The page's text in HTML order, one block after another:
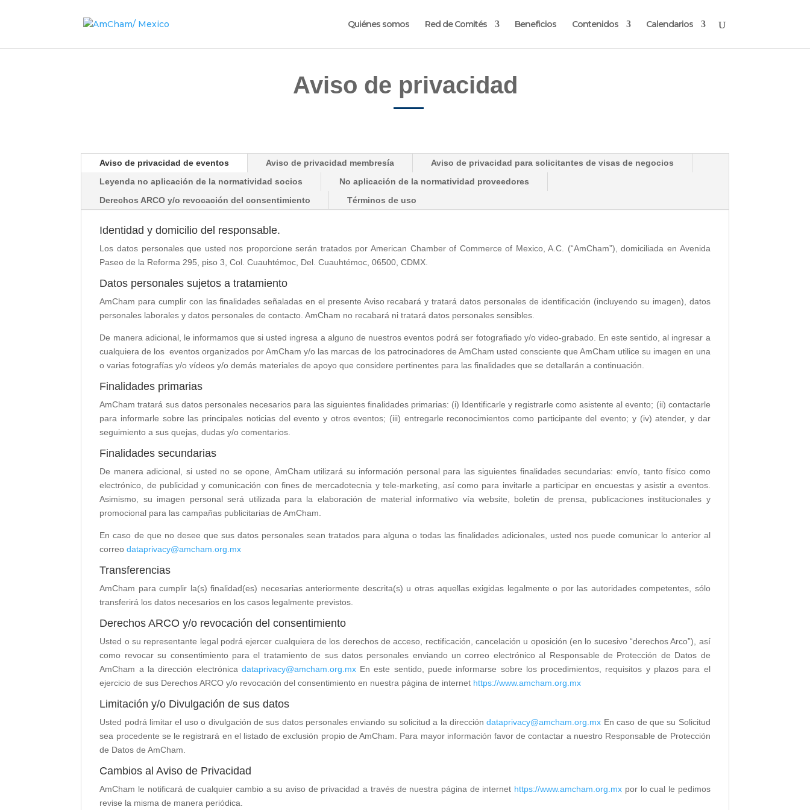
Quiénes somos Red de Comités Beneficios Contenidos Calendarios
Aviso de privacidad
Aviso de privacidad de eventos Aviso de privacidad membresía
Aviso de privacidad para solicitantes de visas de negocios
Leyenda no aplicación de la normatividad socios
No aplicación de la normatividad proveedores
Derechos ARCO y/o revocación del consentimiento
Términos de uso
Identidad y domicilio del responsable.
Los datos personales que usted nos proporcione serán tratados por American Chamber of Commerce of Mexico, A.C. (“AmCham”), domiciliada en Avenida
Paseo de la Reforma 295, piso 3, Col. Cuauhtémoc, Del. Cuauhtémoc, 06500, CDMX.
Datos personales sujetos a tratamiento
AmCham para cumplir con las finalidades señaladas en el presente Aviso recabará y tratará datos personales de identificación (incluyendo su imagen), datos
personales laborales y datos personales de contacto. AmCham no recabará ni tratará datos personales sensibles.
De manera adicional, le informamos que si usted ingresa a alguno de nuestros eventos podrá ser fotografiado y/o video-grabado. En este sentido, al ingresar a
cualquiera de los eventos organizados por AmCham y/o las marcas de los patrocinadores de AmCham usted consciente que AmCham utilice su imagen en una
o varias fotografías y/o vídeos y/o demás materiales de apoyo que considere pertinentes para las finalidades que se detallarán a continuación.
Finalidades primarias
AmCham tratará sus datos personales necesarios para las siguientes finalidades primarias: (i) Identificarle y registrarle como asistente al evento; (ii) contactarle
para informarle sobre las principales noticias del evento y otros eventos; (iii) entregarle reconocimientos como participante del evento; y (iv) atender, y dar
seguimiento a sus quejas, dudas y/o comentarios.
Finalidades secundarias
De manera adicional, si usted no se opone, AmCham utilizará su información personal para las siguientes finalidades secundarias: envío, tanto físico como
electrónico, de publicidad y comunicación con fines de mercadotecnia y tele-marketing, así como para invitarle a participar en encuestas y asistir a eventos.
Asimismo, su imagen personal será utilizada para la elaboración de material informativo vía website, boletin de prensa, publicaciones institucionales y
promocional para las campañas publicitarias de AmCham.
En caso de que no desee que sus datos personales sean tratados para alguna o todas las finalidades adicionales, usted nos puede comunicar lo anterior al
correo dataprivacy@amcham.org.mx
Transferencias
AmCham para cumplir la(s) finalidad(es) necesarias anteriormente descrita(s) u otras aquellas exigidas legalmente o por las autoridades competentes, sólo
transferirá los datos necesarios en los casos legalmente previstos.
Derechos ARCO y/o revocación del consentimiento
Usted o su representante legal podrá ejercer cualquiera de los derechos de acceso, rectificación, cancelación u oposición (en lo sucesivo “derechos Arco”), así
como revocar su consentimiento para el tratamiento de sus datos personales enviando un correo electrónico al Responsable de Protección de Datos de
AmCham a la dirección electrónica dataprivacy@amcham.org.mx En este sentido, puede informarse sobre los procedimientos, requisitos y plazos para el
ejercicio de sus Derechos ARCO y/o revocación del consentimiento en nuestra página de internet https://www.amcham.org.mx
Limitación y/o Divulgación de sus datos
Usted podrá limitar el uso o divulgación de sus datos personales enviando su solicitud a la dirección dataprivacy@amcham.org.mx En caso de que su Solicitud
sea procedente se le registrará en el listado de exclusión propio de AmCham. Para mayor información favor de contactar a nuestro Responsable de Protección
de Datos de AmCham.
Cambios al Aviso de Privacidad
AmCham le notificará de cualquier cambio a su aviso de privacidad a través de nuestra página de internet https://www.amcham.org.mx por lo cual le pedimos
revise la misma de manera periódica.